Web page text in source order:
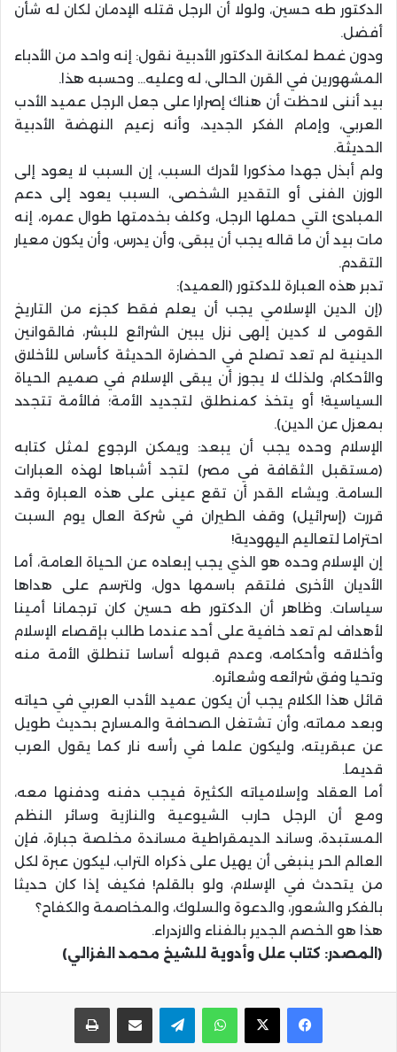
الدكتور طه حسين، ولولا أن الرجل قتله الإدمان لكان له شأن
أفضل.
ودون غمط لمكانة الدكتور الأدبية نقول: إنه واحد من الأدباء
المشهورين في القرن الحالى، له وعليه… وحسبه هذا.
بيد أننى لاحظت أن هناك إصرارا على جعل الرجل عميد الأدب
العربي، وإمام الفكر الجديد، وأنه زعيم النهضة الأدبية
الحديثة.
ولم أبذل جهدا مذكورا لأدرك السبب، إن السبب لا يعود إلى
الوزن الفنى أو التقدير الشخصى، السبب يعود إلى دعم
المبادئ التي حملها الرجل، وكلف بخدمتها طوال عمره، إنه
مات بيد أن ما قاله يجب أن يبقى، وأن يدرس، وأن يكون معيار
التقدم.
تدبر هذه العبارة للدكتور (العميد):
(إن الدين الإسلامي يجب أن يعلم فقط كجزء من التاريخ
القومى لا كدين إلهى نزل يبين الشرائع للبشر، فالقوانين
الدينية لم تعد تصلح في الحضارة الحديثة كأساس للأخلاق
والأحكام، ولذلك لا يجوز أن يبقى الإسلام في صميم الحياة
السياسية! أو يتخذ كمنطلق لتجديد الأمة؛ فالأمة تتجدد
بمعزل عن الدين).
الإسلام وحده يجب أن يبعد: ويمكن الرجوع لمثل كتابه
(مستقبل الثقافة في مصر) لتجد أشباها لهذه العبارات
السامة. ويشاء القدر أن تقع عينى على هذه العبارة وقد
قررت (إسرائيل) وقف الطيران في شركة العال يوم السبت
احتراما لتعاليم اليهودية!
إن الإسلام وحده هو الذي يجب إبعاده عن الحياة العامة، أما
الأديان الأخرى فلتقم باسمها دول، ولترسم على هداها
سياسات. وظاهر أن الدكتور طه حسين كان ترجمانا أمينا
لأهداف لم تعد خافية على أحد عندما طالب بإقصاء الإسلام
وأخلاقه وأحكامه، وعدم قبوله أساسا تنطلق الأمة منه
وتحيا وفق شرائعه وشعائره.
قائل هذا الكلام يجب أن يكون عميد الأدب العربي في حياته
وبعد مماته، وأن تشتغل الصحافة والمسارح بحديث طويل
عن عبقريته، وليكون علما في رأسه نار كما يقول العرب
قديما.
أما العقاد وإسلامياته الكثيرة فيجب دفنه ودفنها معه،
ومع أن الرجل حارب الشيوعية والنازية وسائر النظم
المستبدة، وساند الديمقراطية مساندة مخلصة جبارة، فإن
العالم الحر ينبغى أن يهيل على ذكراه التراب، ليكون عبرة لكل
من يتحدث في الإسلام، ولو بالقلم! فكيف إذا كان حديثا
بالفكر والشعور، والدعوة والسلوك، والمخاصمة والكفاح؟
هذا هو الخصم الجدير بالفناء والازدراء.
(المصدر: كتاب علل وأدوية للشيخ محمد الغزالي)
واتساب تيلقرام مشاركة عبر البريد